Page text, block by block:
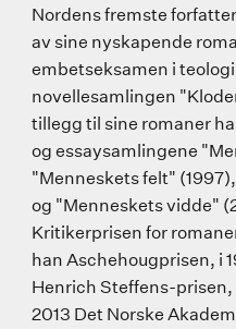
Nordens fremste
av sine nyskapende
embetseksamen i
novellesamlingen
tillegg til sine romaner
og essaysamlingene
"Menneskets felt"
og "Menneskets vidde"
Kritikerprisen for
han Aschehougprisen, i
Henrich Steffens-
2013 Det Norske